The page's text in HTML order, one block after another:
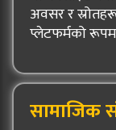
अवसर र
प्लेटफर्मको
सामाजिक